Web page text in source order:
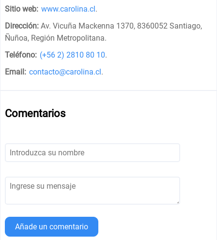
Sitio web: www.carolina.cl.
Dirección: Av. Vicuña Mackenna 1370, 8360052 Santiago,
Ñuñoa, Región Metropolitana.
Teléfono: (+56 2) 2810 80 10.
Email: contacto@carolina.cl.
Comentarios
Añade un comentario